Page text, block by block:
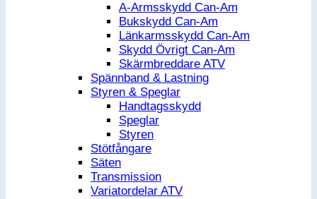
A-Armsskydd Can-Am
Bukskydd Can-Am
Länkarmsskydd Can-Am
Skydd Övrigt Can-Am
Skärmbreddare ATV
Spännband & Lastning
Styren & Speglar
Handtagsskydd
Speglar
Styren
Stötfångare
Säten
Transmission
Variatordelar ATV